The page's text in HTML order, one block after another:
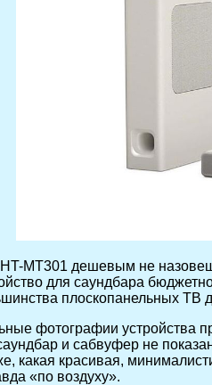
MT301 дешевым не
для саундбара
плоскопанельных ТВ
фотографии устройства
и сабвуфер не
какая красивая,
«по воздуху».